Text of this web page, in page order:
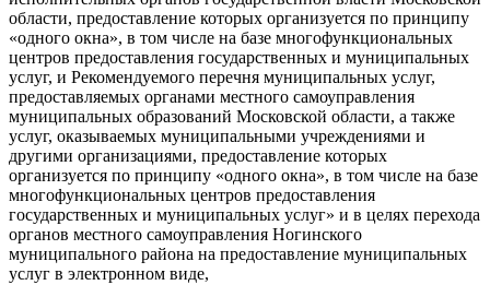
области, предоставление которых организуется по принципу
«одного окна», в том числе на базе многофункциональных
центров предоставления государственных и муниципальных
услуг, и Рекомендуемого перечня муниципальных услуг,
предоставляемых органами местного самоуправления
муниципальных образований Московской области, а также
услуг, оказываемых муниципальными учреждениями и
другими организациями, предоставление которых
организуется по принципу «одного окна», в том числе на базе
многофункциональных центров предоставления
государственных и муниципальных услуг» и в целях перехода
органов местного самоуправления Ногинского
муниципального района на предоставление муниципальных
услуг в электронном виде,